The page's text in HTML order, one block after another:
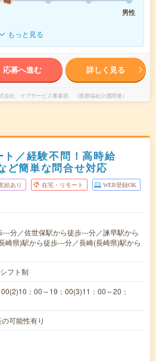
男性
もっと見る
応募へ進む 詳しく見る
会社 ケアサービス事業部 （医療福祉介護関連）
ト／経験不問！高時給
ど簡単な問合せ対応
給あり 在宅・リモート WEB登録OK
分／佐世保駅から徒歩---分／諫早駅から
崎県)駅から徒歩---分／長崎(長崎県)駅から
フト制
：00～19：00(3)11：00～20：
可能性有り